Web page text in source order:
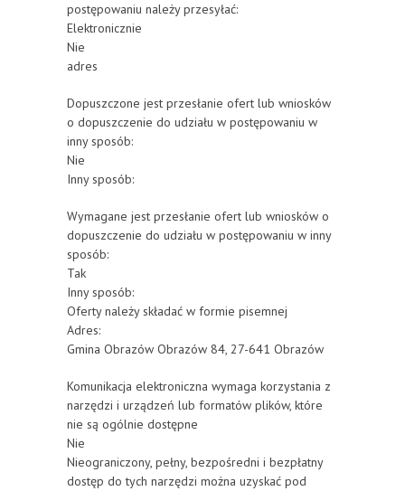
postępowaniu należy przesyłać:
Elektronicznie
Nie
adres
Dopuszczone jest przesłanie ofert lub wniosków
o dopuszczenie do udziału w postępowaniu w
inny sposób:
Nie
Inny sposób:
Wymagane jest przesłanie ofert lub wniosków o
dopuszczenie do udziału w postępowaniu w inny
sposób:
Tak
Inny sposób:
Oferty należy składać w formie pisemnej
Adres:
Gmina Obrazów Obrazów 84, 27-641 Obrazów
Komunikacja elektroniczna wymaga korzystania z
narzędzi i urządzeń lub formatów plików, które
nie są ogólnie dostępne
Nie
Nieograniczony, pełny, bezpośredni i bezpłatny
dostęp do tych narzędzi można uzyskać pod